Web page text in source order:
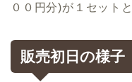
００円分)が１セット
販売初日の様子